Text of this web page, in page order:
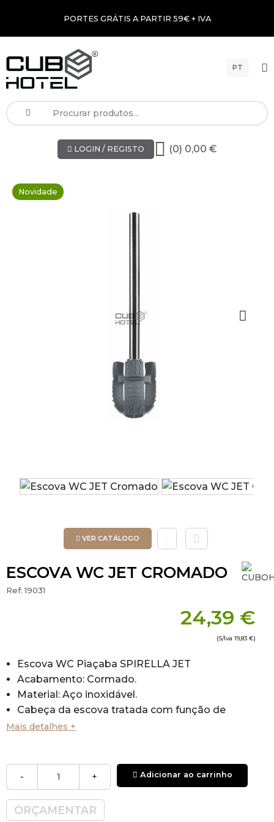
PORTES GRÁTIS A PARTIR 59€ + IVA
PT
LOGIN / REGISTO (0) 0,00 €
Novidade
VER CATÁLOGO
ESCOVA WC JET CROMADO
Ref:19031
24,39 €
(S/Iva 19,83 €)
Escova WC Piaçaba SPIRELLA JET
Acabamento: Cormado.
Material: Aço inoxidável.
Cabeça da escova tratada com função de
higiene Sanitized.
Eficiente: As nervuras transversais permitem
uma fricção eficaz e o material flexível permite
o acesso a todos os cantos.
Higiênico: Tratamento antibacteriano com
Mais detalhes +
- + Adicionar ao carrinho
ORÇAMENTAR